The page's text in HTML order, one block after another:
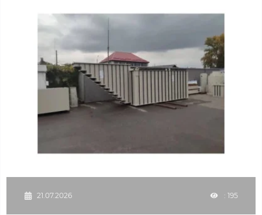
21.07.2026 : 195